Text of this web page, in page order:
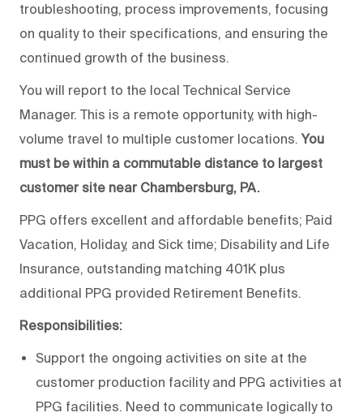
troubleshooting, process improvements, focusing
on quality to their specifications, and ensuring the
continued growth of the business.
You will report to the local Technical Service
Manager. This is a remote opportunity, with high-
volume travel to multiple customer locations. You
must be within a commutable distance to largest
customer site near Chambersburg, PA.
PPG offers excellent and affordable benefits; Paid
Vacation, Holiday, and Sick time; Disability and Life
Insurance, outstanding matching 401K plus
additional PPG provided Retirement Benefits.
Responsibilities:
Support the ongoing activities on site at the
customer production facility and PPG activities at
PPG facilities. Need to communicate logically to